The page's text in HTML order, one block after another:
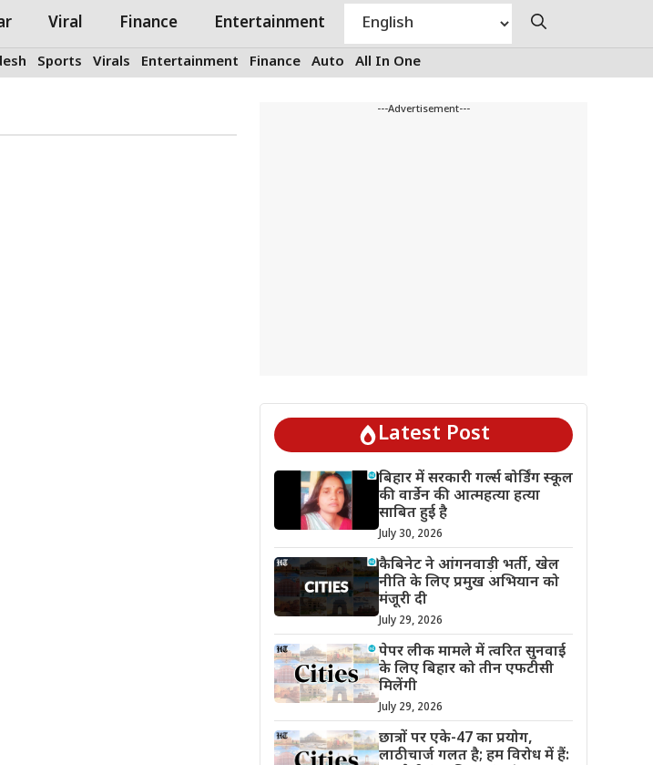
Viral Finance Entertainment
Sports Virals Entertainment Finance Auto All In One
---Advertisement---
Latest Post
बिहार में सरकारी गर्ल्स बोर्डिंग स्कूल
की वार्डेन की आत्महत्या हत्या
साबित हुई है
July 30, 2026
कैबिनेट ने आंगनवाड़ी भर्ती, खेल
नीति के लिए प्रमुख अभियान को
मंजूरी दी
July 29, 2026
पेपर लीक मामले में त्वरित सुनवाई
के लिए बिहार को तीन एफटीसी
मिलेंगी
July 29, 2026
छात्रों पर एके-47 का प्रयोग,
लाठीचार्ज गलत है; हम विरोध में हैं: